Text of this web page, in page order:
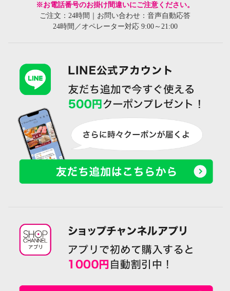
※お電話番号のお掛け間違いにご注意ください。
ご注文：24時間｜お問い合わせ：音声自動応答
24時間／オペレーター対応 9:00～21:00